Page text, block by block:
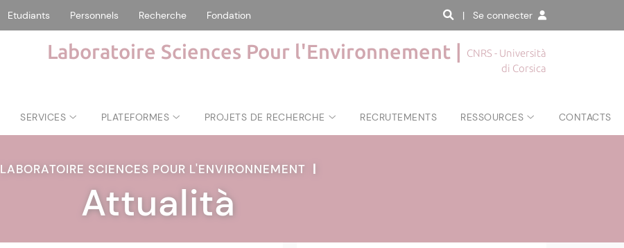
Etudiants Personnels Recherche Fondation | Se connecter
Laboratoire Sciences Pour l'Environnement |
CNRS - Università
di Corsica
SERVICES PLATEFORMES PROJETS DE RECHERCHE RECRUTEMENTS RESSOURCES CONTACTS
LABORATOIRE SCIENCES POUR L'ENVIRONNEMENT |
Attualità